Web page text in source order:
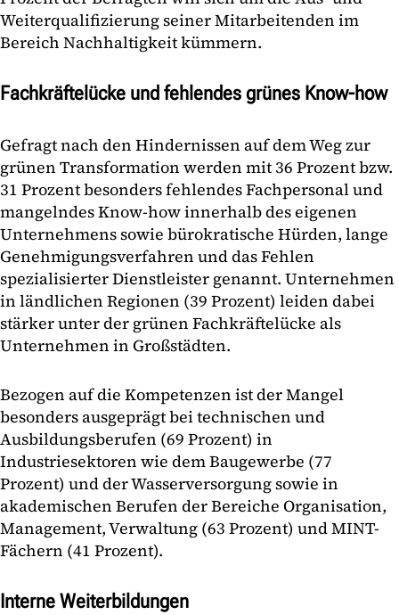
Weiterqualifizierung seiner Mitarbeitenden im
Bereich Nachhaltigkeit kümmern.
Fachkräftelücke und fehlendes grünes Know-how
Gefragt nach den Hindernissen auf dem Weg zur
grünen Transformation werden mit 36 Prozent bzw.
31 Prozent besonders fehlendes Fachpersonal und
mangelndes Know-how innerhalb des eigenen
Unternehmens sowie bürokratische Hürden, lange
Genehmigungsverfahren und das Fehlen
spezialisierter Dienstleister genannt. Unternehmen
in ländlichen Regionen (39 Prozent) leiden dabei
stärker unter der grünen Fachkräftelücke als
Unternehmen in Großstädten.
Bezogen auf die Kompetenzen ist der Mangel
besonders ausgeprägt bei technischen und
Ausbildungsberufen (69 Prozent) in
Industriesektoren wie dem Baugewerbe (77
Prozent) und der Wasserversorgung sowie in
akademischen Berufen der Bereiche Organisation,
Management, Verwaltung (63 Prozent) und MINT-
Fächern (41 Prozent).
Interne Weiterbildungen